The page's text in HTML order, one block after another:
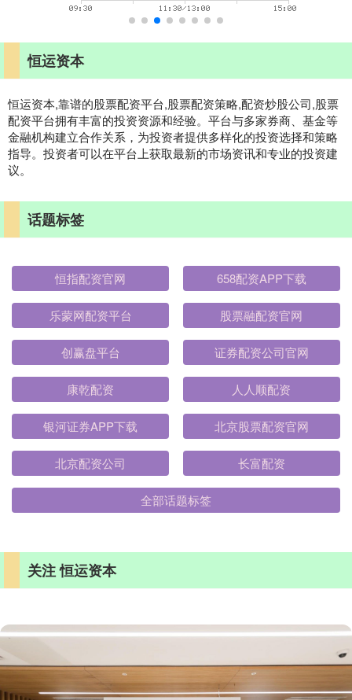
恒运资本
恒运资本,靠谱的股票配资平台,股票配资策略,配资炒股公司,股票
配资平台拥有丰富的投资资源和经验。平台与多家券商、基金等
金融机构建立合作关系，为投资者提供多样化的投资选择和策略
指导。投资者可以在平台上获取最新的市场资讯和专业的投资建
议。
话题标签
恒指配资官网 658配资APP下载
乐蒙网配资平台 股票融配资官网
创赢盘平台 证券配资公司官网
康乾配资 人人顺配资
银河证券APP下载 北京股票配资官网
北京配资公司 长富配资
全部话题标签
关注 恒运资本